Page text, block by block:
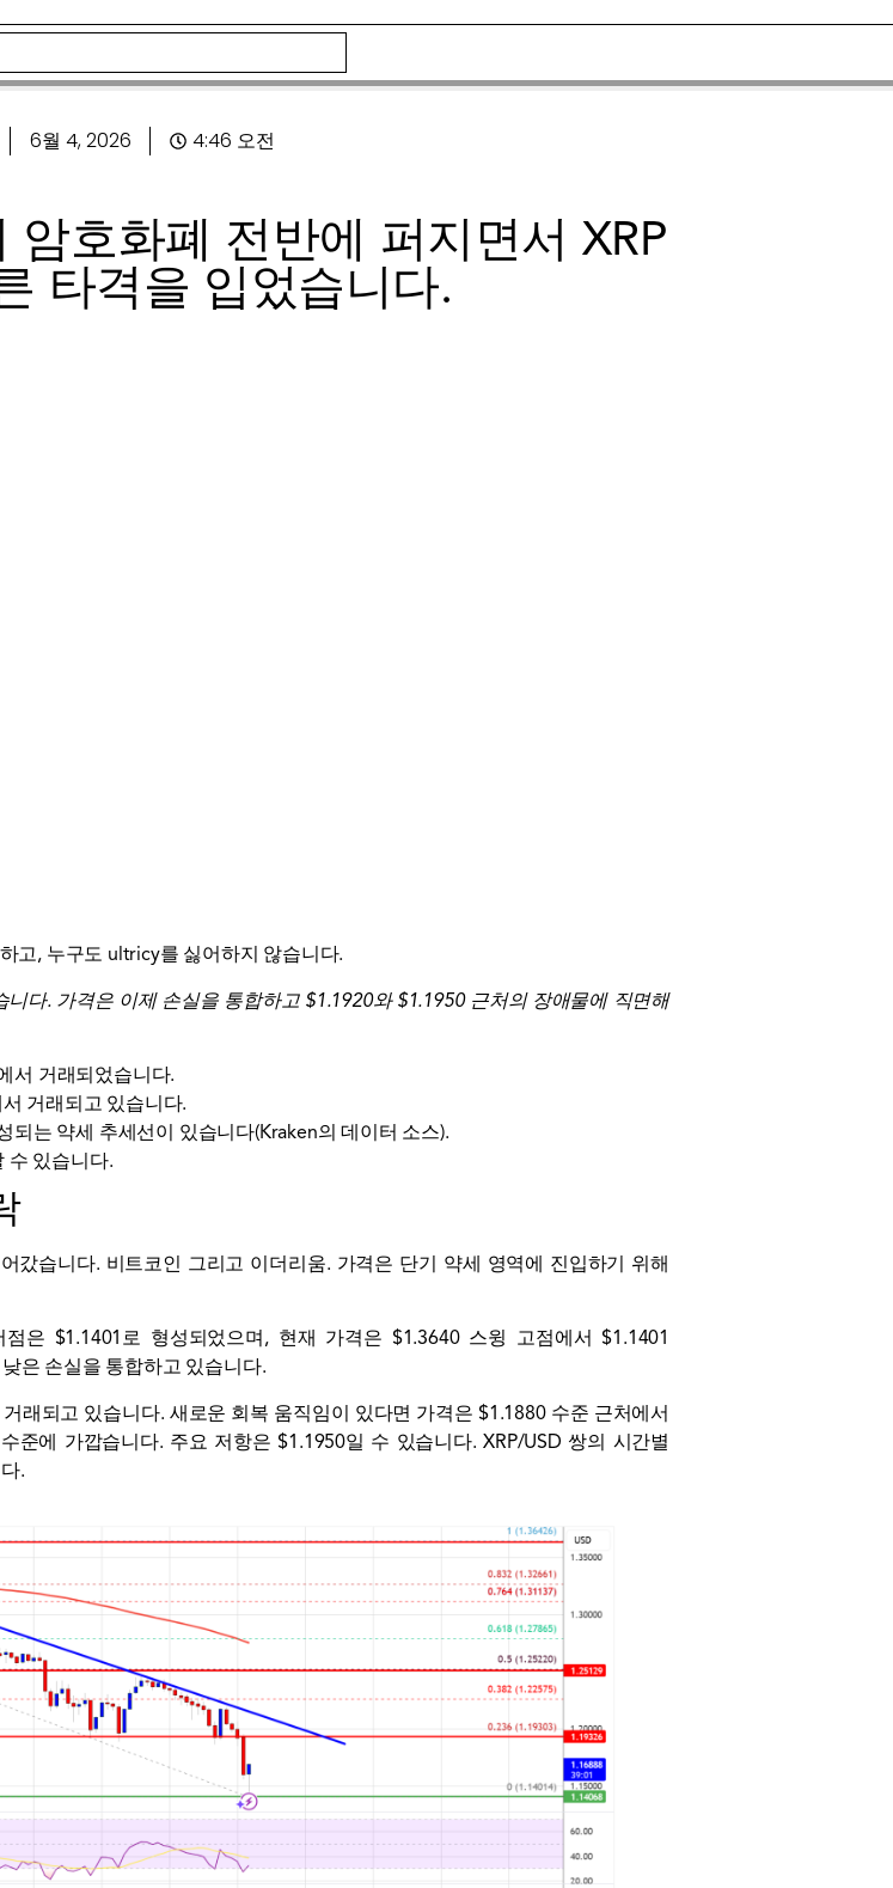
6월 4, 2026 4:46 오전
호화폐 전반에 퍼지면서 XRP
타격을 입었습니다.
고, 누구도 ultricy를 싫어하지 않습니다.
다. 가격은 이제 손실을 통합하고 $1.1920와 $1.1950 근처의 장애물에 직면해
서 거래되었습니다.
거래되고 있습니다.
는 약세 추세선이 있습니다(Kraken의 데이터 소스).
수 있습니다.
갔습니다. 비트코인 그리고 이더리움. 가격은 단기 약세 영역에 진입하기 위해
은 $1.1401로 형성되었으며, 현재 가격은 $1.3640 스윙 고점에서 $1.1401
은 손실을 통합하고 있습니다.
래되고 있습니다. 새로운 회복 움직임이 있다면 가격은 $1.1880 수준 근처에서
에 가깝습니다. 주요 저항은 $1.1950일 수 있습니다. XRP/USD 쌍의 시간별
.